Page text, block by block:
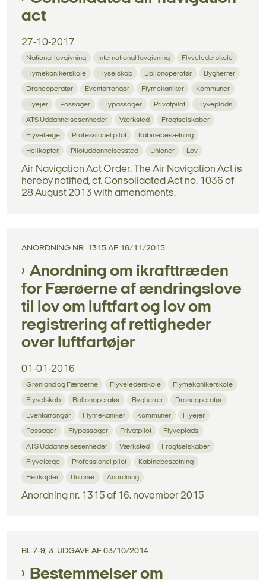
act
27-10-2017
National lovgivning International lovgivning Flyvelederskole
Flymekanikerskole Flyselskab Ballonoperatør Bygherrer
Droneoperatør Eventarrangør Flymekaniker Kommuner
Flyejer Passager Flypassager Privatpilot Flyveplads
ATS Uddannelsesenheder Værksted Fragtselskaber
Flyvelæge Professionel pilot Kabinebesætning
Helikopter Pilotuddannelsessted Unioner Lov
Air Navigation Act Order. The Air Navigation Act is
hereby notified, cf. Consolidated Act no. 1036 of
28 August 2013 with amendments.
ANORDNING NR. 1315 AF 16/11/2015
Anordning om ikrafttræden
for Færøerne af ændringslove
til lov om luftfart og lov om
registrering af rettigheder
over luftfartøjer
01-01-2016
Grønland og Færøerne Flyvelederskole Flymekanikerskole
Flyselskab Ballonoperatør Bygherrer Droneoperatør
Eventarrangør Flymekaniker Kommuner Flyejer
Passager Flypassager Privatpilot Flyveplads
ATS Uddannelsesenheder Værksted Fragtselskaber
Flyvelæge Professionel pilot Kabinebesætning
Helikopter Unioner Anordning
Anordning nr. 1315 af 16. november 2015
BL 7-9, 3. UDGAVE AF 03/10/2014
Bestemmelser om